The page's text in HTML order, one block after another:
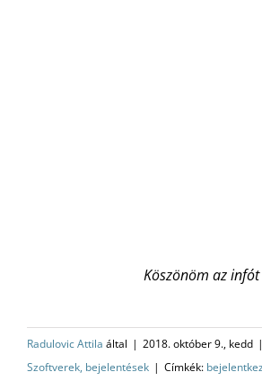
Köszönöm az infót
Radulovic Attila által | 2018. október 9., kedd |
Szoftverek, bejelentések | Címkék: